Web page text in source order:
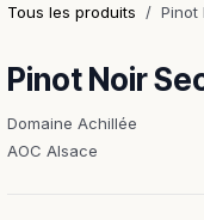
Tous les produits Pinot
Pinot Noir
Domaine Achillée
AOC Alsace